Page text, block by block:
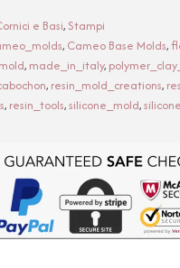
e Basi,Stampi
, Cameo Base Molds,
, made_in_italy,
, resin_mold_creations,
, resin_tools,silicone_mold,